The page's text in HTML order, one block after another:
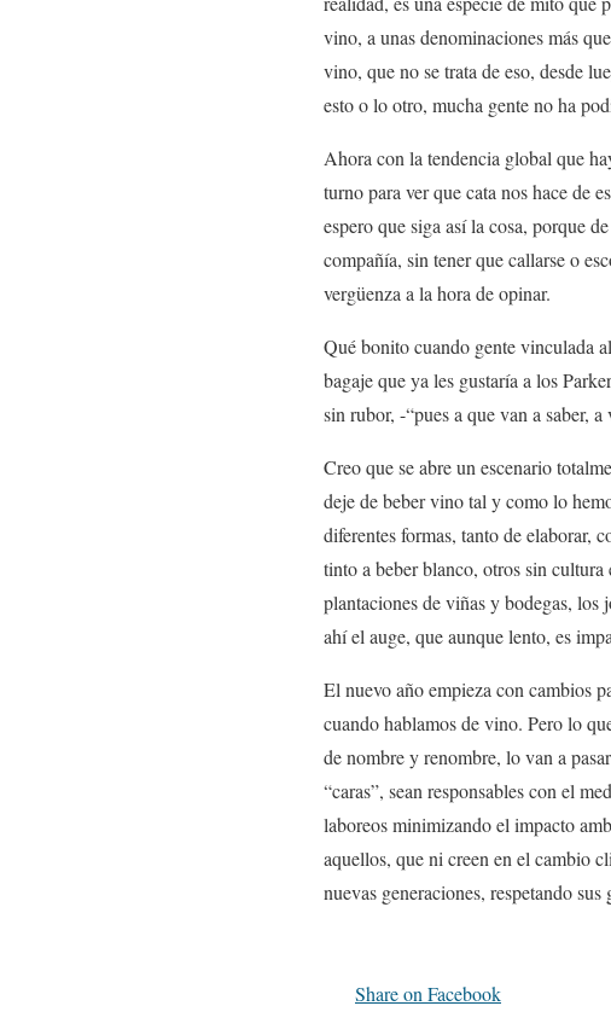
vino, a unas denominaciones más
vino, que no se trata de eso, desde
esto o lo otro, mucha gente no ha
Ahora con la tendencia global que
turno para ver que cata nos hace de
espero que siga así la cosa, porque
compañía, sin tener que callarse o
vergüenza a la hora de opinar.
Qué bonito cuando gente vinculada
bagaje que ya les gustaría a los
sin rubor, -“pues a que van a saber,
Creo que se abre un escenario
deje de beber vino tal y como lo
diferentes formas, tanto de elaborar,
tinto a beber blanco, otros sin
plantaciones de viñas y bodegas, los
ahí el auge, que aunque lento, es
El nuevo año empieza con cambios
cuando hablamos de vino. Pero lo
de nombre y renombre, lo van a
“caras”, sean responsables con el
laboreos minimizando el impacto
aquellos, que ni creen en el cambio
nuevas generaciones, respetando sus
Share on Facebook